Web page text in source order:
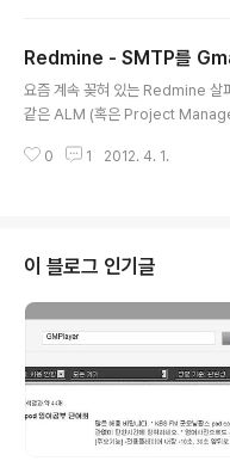
dor/plugins $ sudo git clone
bbarth/redmine_drafts.git 2.
러그인은 테이블 생성이 필요하
Redmine - SMTP를
요즘 계속 꽂혀 있는 Redmine
같은 ALM (혹은 Project
이다 !!! 여러분들이, 특히 제가 주
e이 설치된 경로 $ sudo ruby
t://github.com/
onal_tls.git 2.
한다. ..
0 1 2012. 4. 1.
이 블로그 인기글